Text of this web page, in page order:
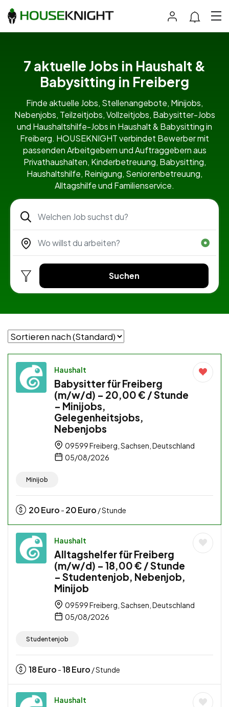
7 aktuelle Jobs in Haushalt &
Babysitting in Freiberg
Finde aktuelle Jobs, Stellenangebote, Minijobs,
Nebenjobs, Teilzeitjobs, Vollzeitjobs, Babysitter-Jobs
und Haushaltshilfe-Jobs in Haushalt & Babysitting in
Freiberg. HOUSEKNIGHT verbindet Bewerber mit
passenden Arbeitgebern und Auftraggebern aus
Privathaushalten, Kinderbetreuung, Babysitting,
Haushaltshilfe, Reinigung, Seniorenbetreuung,
Alltagshilfe und Familienservice.
Suchen
Haushalt
Babysitter für Freiberg
(m/w/d) – 20,00 € / Stunde
– Minijobs,
Gelegenheitsjobs,
Nebenjobs
09599 Freiberg, Sachsen, Deutschland
05/08/2026
Minijob
20Euro - 20Euro / Stunde
Haushalt
Alltagshelfer für Freiberg
(m/w/d) – 18,00 € / Stunde
– Studentenjob, Nebenjob,
Minijob
09599 Freiberg, Sachsen, Deutschland
05/08/2026
Studentenjob
18Euro -18Euro / Stunde
Haushalt